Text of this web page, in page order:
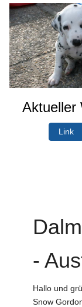
Aktueller
Link
-
Hallo und
Snow